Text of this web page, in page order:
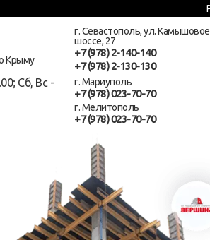
Крыму
Сб, Вс -
г. Севастополь, ул. Камышовое
шоссе, 27
+7 (978) 2-140-140
+7 (978) 2-130-130
г. Мариуполь
+7 (978) 023-70-70
г. Мелитополь
+7 (978) 023-70-70